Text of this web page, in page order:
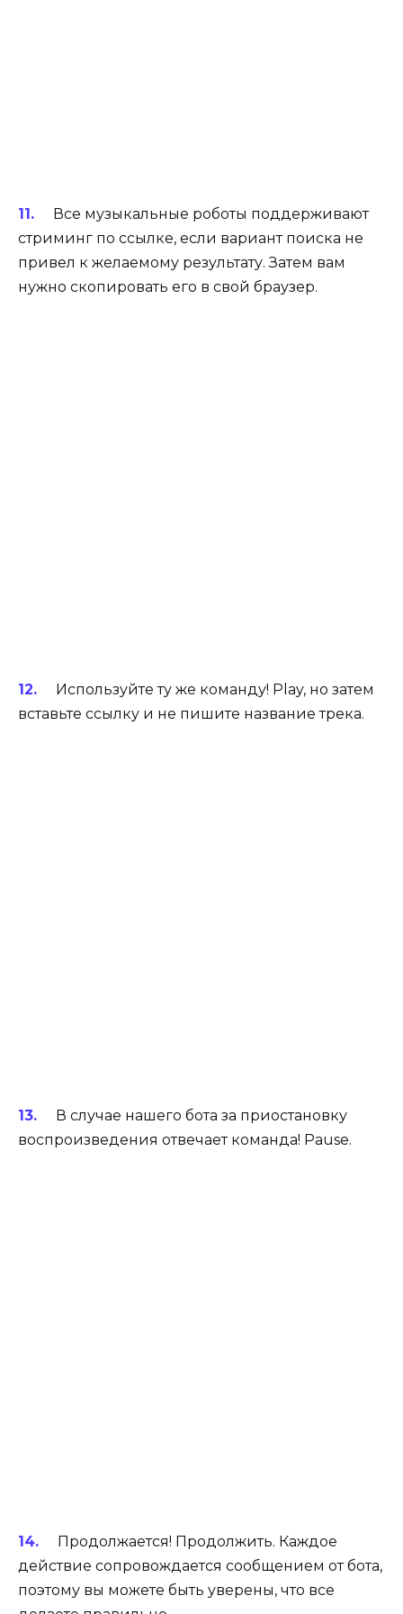
Все музыкальные роботы поддерживают
стриминг по ссылке, если вариант поиска не
привел к желаемому результату. Затем вам
нужно скопировать его в свой браузер.
Используйте ту же команду! Play, но затем
вставьте ссылку и не пишите название трека.
В случае нашего бота за приостановку
воспроизведения отвечает команда! Pause.
Продолжается! Продолжить. Каждое
действие сопровождается сообщением от бота,
поэтому вы можете быть уверены, что все